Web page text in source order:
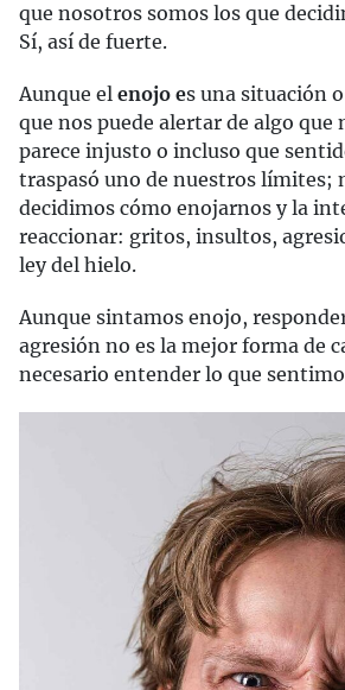
que nosotros somos los que
Sí, así de fuerte.
Aunque el enojo es una situación
que nos puede alertar de algo que
parece injusto o incluso que
traspasó uno de nuestros límites;
decidimos cómo enojarnos y la
reaccionar: gritos, insultos,
ley del hielo.
Aunque sintamos enojo,
agresión no es la mejor forma de
necesario entender lo que